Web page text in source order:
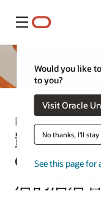
Menu
Would you like
to you?
Visit Oracle
No thanks, I'll stay
See this page
Press Release
凱悅酒店
OPERA
店的酒店